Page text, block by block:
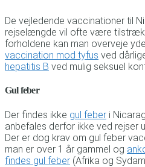
De vejledende vaccinationer til
rejselængde vil ofte være
forholdene kan man overveje
vaccination mod tyfus ved
hepatitis B ved mulig seksuel
Gul feber
Der findes ikke gul feber i
anbefales derfor ikke ved rejser
Der er dog krav om gul feber
man er over 1 år gammel og
findes gul feber (Afrika og